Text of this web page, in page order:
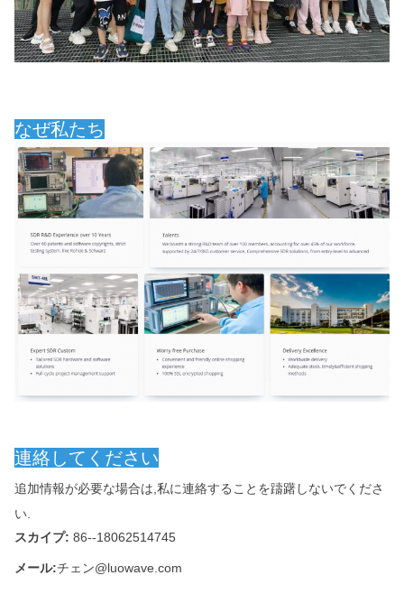
なぜ私たち
連絡してください
追加情報が必要な場合は,私に連絡することを躊躇しないでくださ
い.
スカイプ: 86--18062514745
メール:チェン@luowave.com